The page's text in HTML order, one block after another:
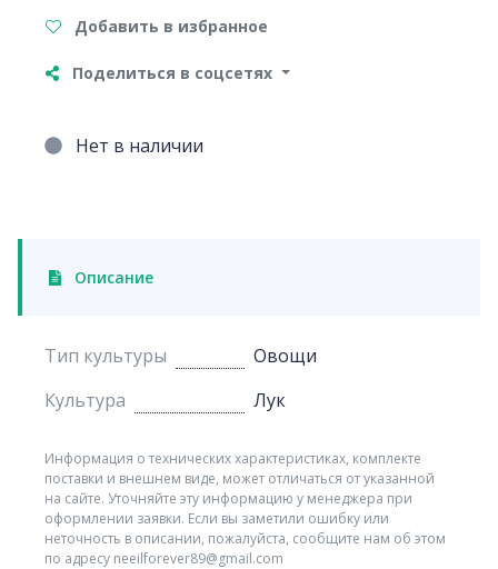
Добавить в избранное
Поделиться в соцсетях
Нет в наличии
Описание
Тип культуры
Овощи
Культура
Лук
Информация о технических характеристиках, комплекте
поставки и внешнем виде, может отличаться от указанной
на сайте. Уточняйте эту информацию у менеджера при
оформлении заявки. Если вы заметили ошибку или
неточность в описании, пожалуйста, сообщите нам об этом
по адресу neeilforever89@gmail.com